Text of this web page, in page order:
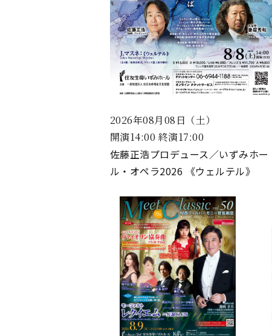
2026年08月08日（土）
開演14:00 終演17:00
佐藤正浩プロデュース／いずみホー
ル・オペラ2026 《ウェルテル》